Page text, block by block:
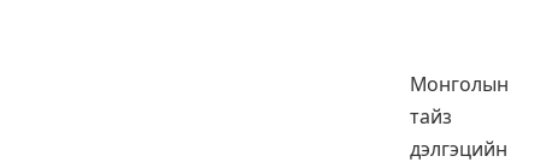
Монголын
тайз
дэлгэцийн